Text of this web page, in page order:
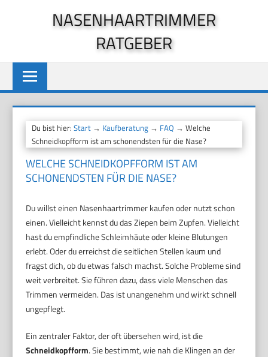
NASENHAARTRIMMER
RATGEBER
Du bist hier:Start → Kaufberatung → FAQ → Welche
Schneidkopfform ist am schonendsten für die Nase?
WELCHE SCHNEIDKOPFFORM IST AM
SCHONENDSTEN FÜR DIE NASE?
Du willst einen Nasenhaartrimmer kaufen oder nutzt schon
einen. Vielleicht kennst du das Ziepen beim Zupfen. Vielleicht
hast du empfindliche Schleimhäute oder kleine Blutungen
erlebt. Oder du erreichst die seitlichen Stellen kaum und
fragst dich, ob du etwas falsch machst. Solche Probleme sind
weit verbreitet. Sie führen dazu, dass viele Menschen das
Trimmen vermeiden. Das ist unangenehm und wirkt schnell
ungepflegt.
Ein zentraler Faktor, der oft übersehen wird, ist die
Schneidkopfform. Sie bestimmt, wie nah die Klingen an der